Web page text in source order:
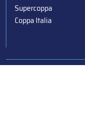
Supercoppa
Coppa Italia